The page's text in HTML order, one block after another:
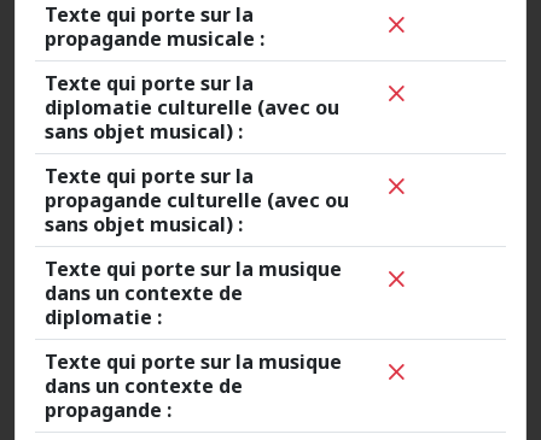
Texte qui porte sur la
propagande musicale :
Texte qui porte sur la
diplomatie culturelle (avec ou
sans objet musical) :
Texte qui porte sur la
propagande culturelle (avec ou
sans objet musical) :
Texte qui porte sur la musique
dans un contexte de
diplomatie :
Texte qui porte sur la musique
dans un contexte de
propagande :